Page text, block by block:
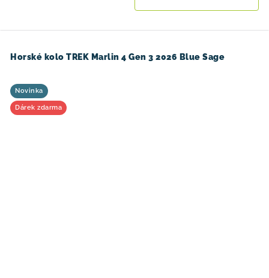
Horské kolo TREK Marlin 4 Gen 3 2026 Blue Sage
Novinka
Dárek zdarma